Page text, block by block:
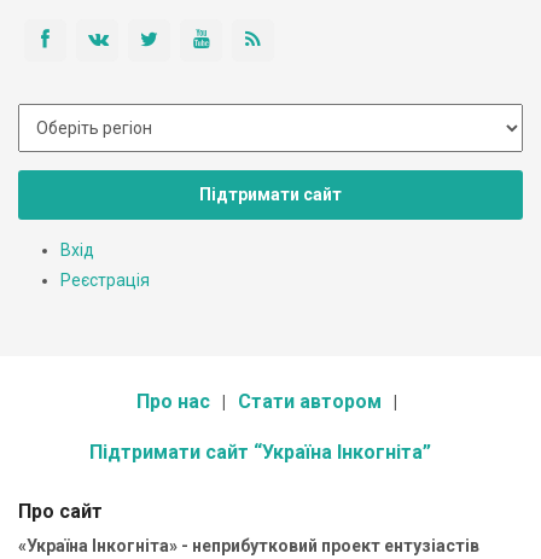
Підтримати сайт
Вхід
Реєстрація
Про нас Стати автором
Підтримати сайт “Україна Інкогніта”
Про сайт
«Україна Інкогніта» - неприбутковий проект ентузіастів